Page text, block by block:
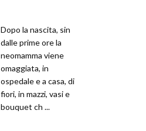
Dopo la nascita, sin
dalle prime ore la
neomamma viene
omaggiata, in
ospedale e a casa, di
fiori, in mazzi, vasi e
bouquet ch ...